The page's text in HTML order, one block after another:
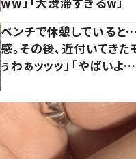
ベンチで休憩していると
感。その後、近付いてき
ぅわぁッッッ」「やばいよ…